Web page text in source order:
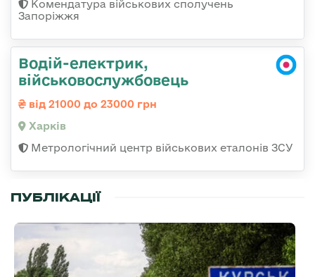
Комендатура військових сполучень
Запоріжжя
Водій-електрик,
військовослужбовець
від 21000 до 23000 грн
Харків
Метрологічний центр військових еталонів ЗСУ
ПУБЛІКАЦІЇ